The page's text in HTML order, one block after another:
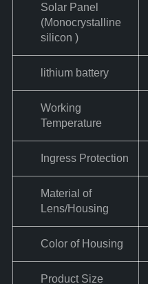
Solar Panel
(Monocrystalline
silicon )
lithium battery
Working
Temperature
Ingress Protection
Material of
Lens/Housing
Color of Housing
Product Size